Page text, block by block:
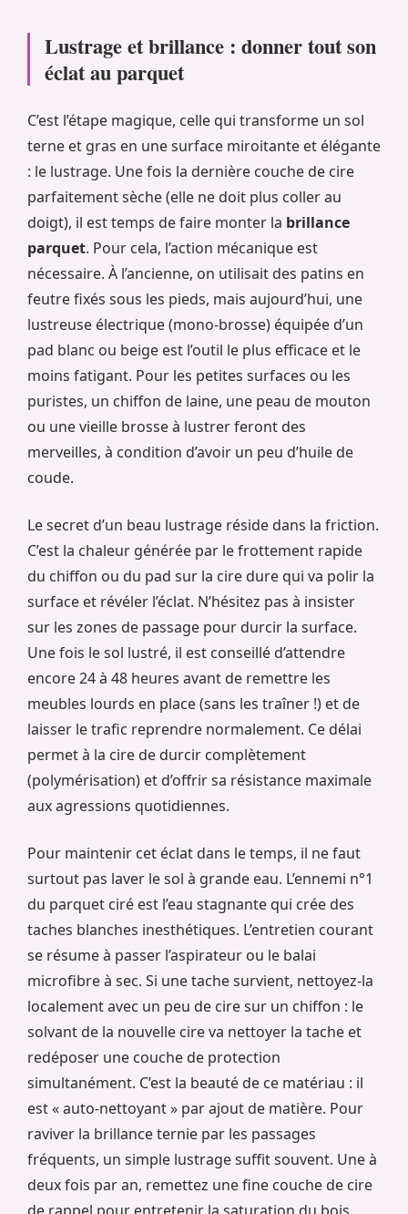
Lustrage et brillance : donner tout son
éclat au parquet
C’est l’étape magique, celle qui transforme un sol
terne et gras en une surface miroitante et élégante
: le lustrage. Une fois la dernière couche de cire
parfaitement sèche (elle ne doit plus coller au
doigt), il est temps de faire monter la brillance
parquet. Pour cela, l’action mécanique est
nécessaire. À l’ancienne, on utilisait des patins en
feutre fixés sous les pieds, mais aujourd’hui, une
lustreuse électrique (mono-brosse) équipée d’un
pad blanc ou beige est l’outil le plus efficace et le
moins fatigant. Pour les petites surfaces ou les
puristes, un chiffon de laine, une peau de mouton
ou une vieille brosse à lustrer feront des
merveilles, à condition d’avoir un peu d’huile de
coude.
Le secret d’un beau lustrage réside dans la friction.
C’est la chaleur générée par le frottement rapide
du chiffon ou du pad sur la cire dure qui va polir la
surface et révéler l’éclat. N’hésitez pas à insister
sur les zones de passage pour durcir la surface.
Une fois le sol lustré, il est conseillé d’attendre
encore 24 à 48 heures avant de remettre les
meubles lourds en place (sans les traîner !) et de
laisser le trafic reprendre normalement. Ce délai
permet à la cire de durcir complètement
(polymérisation) et d’offrir sa résistance maximale
aux agressions quotidiennes.
Pour maintenir cet éclat dans le temps, il ne faut
surtout pas laver le sol à grande eau. L’ennemi n°1
du parquet ciré est l’eau stagnante qui crée des
taches blanches inesthétiques. L’entretien courant
se résume à passer l’aspirateur ou le balai
microfibre à sec. Si une tache survient, nettoyez-la
localement avec un peu de cire sur un chiffon : le
solvant de la nouvelle cire va nettoyer la tache et
redéposer une couche de protection
simultanément. C’est la beauté de ce matériau : il
est « auto-nettoyant » par ajout de matière. Pour
raviver la brillance ternie par les passages
fréquents, un simple lustrage suffit souvent. Une à
deux fois par an, remettez une fine couche de cire